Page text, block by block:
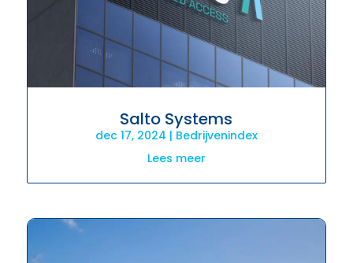
Salto Systems
dec 17, 2024 | Bedrijvenindex
Lees meer